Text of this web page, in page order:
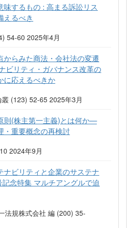
味するもの : 高まる訴訟リス
えるべき
54-60 2025年4月
からみた商法・会社法の変遷
ビリティ・ガバナンス改革の
に応えるべきか
(123) 52-65 2025年3月
則(株主第一主義)とは何か—
・重要概念の再検討
2024年9月
ナビリティと企業のサステナ
念特集 マルチアングルで迫
法規株式会社 編 (200) 35-